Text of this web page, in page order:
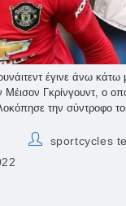
έγινε άνω
Μέισον Γκρίνγουντ, ο
την σύντροφο
Postsportcycles